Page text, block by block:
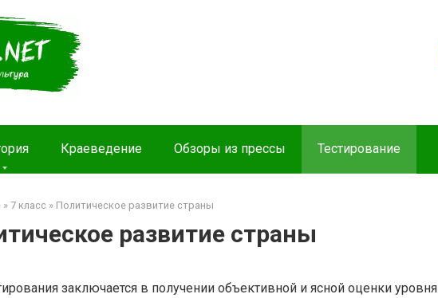
Краеведение Обзоры из прессы Тестирование
» 7 класс » Политическое развитие страны
развитие страны
заключается в получении объективной и ясной оценки уровня